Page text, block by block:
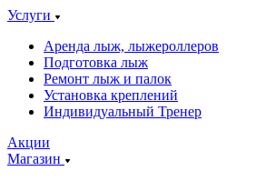
Услуги
Аренда лыж, лыжероллеров
Подготовка лыж
Ремонт лыж и палок
Установка креплений
Индивидуальный Тренер
Акции
Магазин